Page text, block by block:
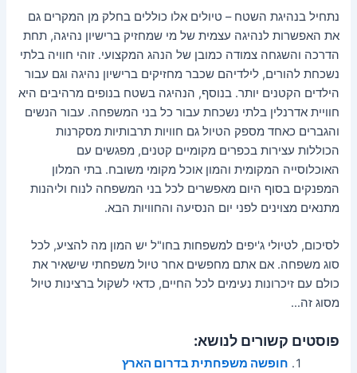
נתחיל בנהיגת השטח – טיולים אלו כוללים בחלק מן המקרים גם
את האפשרות לנהיגה עצמית של מי שמחזיק ברישיון נהיגה, תחת
הדרכה והשגחה צמודה כמובן של הנהג המקצועי. זוהי חוויה בלתי
נשכחת להורים, לילדיהם שכבר מחזיקים ברישיון נהיגה וגם עבור
הילדים הקטנים יותר. בנוסף, הנהיגה בשטח בנופים מרהיבים היא
חוויית אדרנלין בלתי נשכחת עבור כל בני המשפחה. עבור הנשים
והגברים כאחד מספק הטיול גם חוויות תרבותיות מסקרנות
הכוללות עצירות בכפרים מקומיים קטנים, מפגשים עם
האוכלוסייה המקומית והמון אוכל מקומי משובח. בתי המלון
המפנקים בסוף היום מאפשרים לכל בני המשפחה לנוח וליהנות
מתנאים מצוינים לפני יום הנסיעה והחוויות הבא.
לסיכום, לטיולי ג'יפים למשפחות בחו"ל יש המון מה להציע, לכל
סוג משפחה. אם אתם מחפשים אחר טיול משפחתי שישאיר את
כולם עם זיכרונות נעימים לכל החיים, כדאי לשקול ברצינות טיול
מסוג זה…
פוסטים קשורים לנושא:
חופשה משפחתית בדרום הארץ